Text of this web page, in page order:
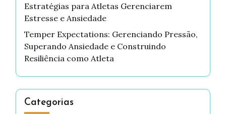
Estratégias para Atletas Gerenciarem
Estresse e Ansiedade
Temper Expectations: Gerenciando Pressão,
Superando Ansiedade e Construindo
Resiliência como Atleta
Categorias